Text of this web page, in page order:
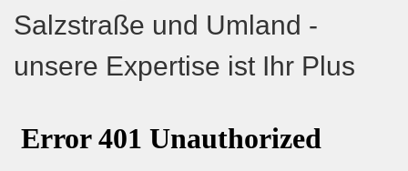
Salzstraße und Umland -
unsere Expertise ist Ihr Plus